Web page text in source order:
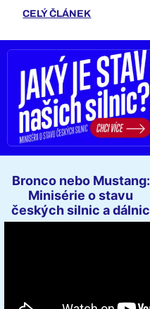
CELÝ ČLÁNEK
Bronco nebo Mustang:
Minisérie o stavu
českých silnic a dálnic